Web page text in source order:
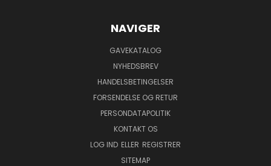
NAVIGER
GAVEKATALOG
NYHEDSBREV
HANDELSBETINGELSER
FORSENDELSE OG RETUR
PERSONDATAPOLITIK
KONTAKT OS
LOG IND ELLER REGISTRER
SITEMAP